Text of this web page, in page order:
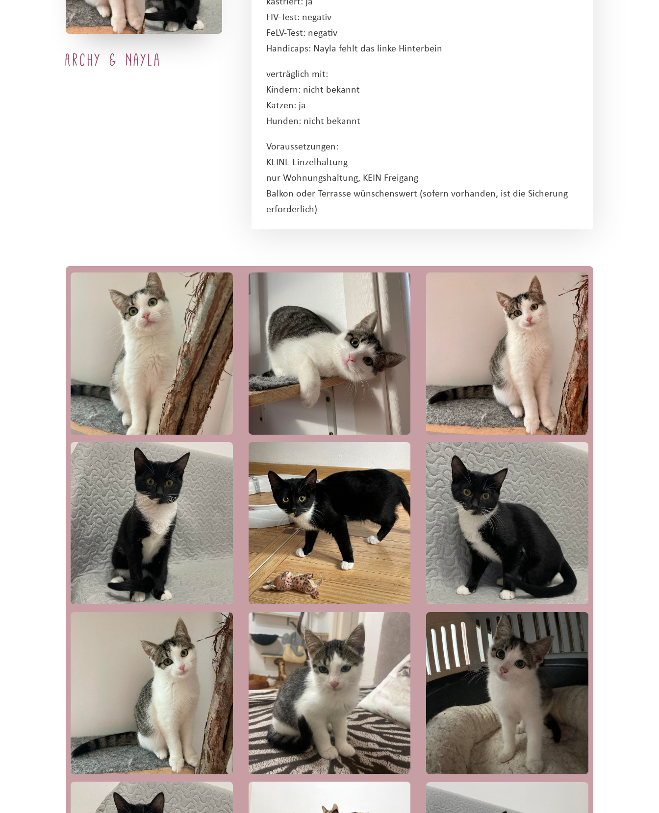
Archy & Nayla
FIV-Test: negativ
FeLV-Test: negativ
Handicaps: Nayla fehlt das linke Hinterbein
verträglich mit:
Kindern: nicht bekannt
Katzen: ja
Hunden: nicht bekannt
Voraussetzungen:
KEINE Einzelhaltung
nur Wohnungshaltung, KEIN Freigang
Balkon oder Terrasse wünschenswert (sofern vorhanden, ist die Sicherung
erforderlich)